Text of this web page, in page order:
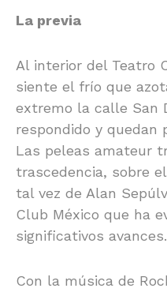
La previa
Al interior del Teatro
siente el frío que
extremo la calle San
respondido y quedan
Las peleas amateur
trascedencia, sobre
tal vez de Alan
Club México que ha
significativos avances.
Con la música de